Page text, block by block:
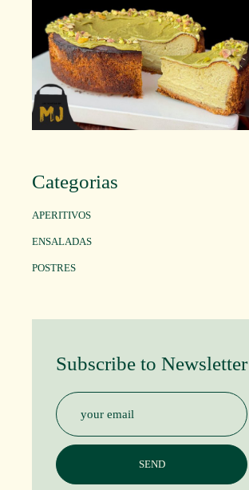
Categorias
APERITIVOS
ENSALADAS
POSTRES
Subscribe to Newsletter